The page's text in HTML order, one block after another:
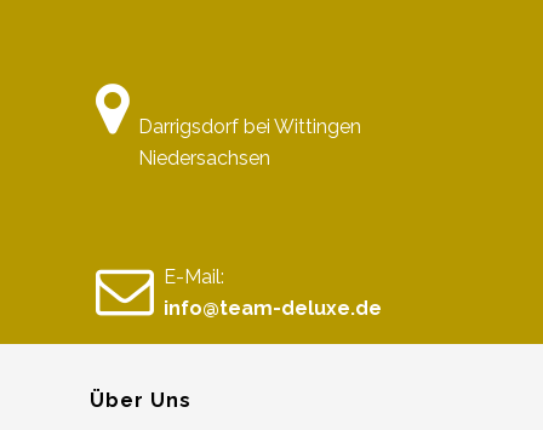
Darrigsdorf bei Wittingen
Niedersachsen
E-Mail:
info@team-deluxe.de
Über Uns